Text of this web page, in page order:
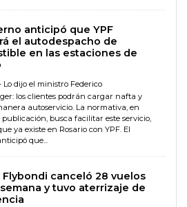
anticipó que YPF
el autodespacho de
en las estaciones de
Lo dijo el ministro Federico
los clientes podrán cargar nafta y
autoservicio. La normativa, en
publicación, busca facilitar este servicio,
ya existe en Rosario con YPF. El
que...
Flybondi canceló 28 vuelos
y tuvo aterrizaje de